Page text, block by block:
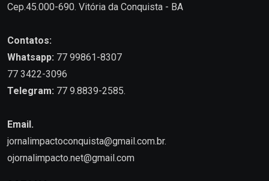
Cep.45.000-690. Vitória da Conquista - BA
Contatos:
Whatsapp: 77 99861-8307
77 3422-3096
Telegram: 77 9.8839-2585.
Email.
jornalimpactoconquista@gmail.com.br.
ojornalimpacto.net@gmail.com